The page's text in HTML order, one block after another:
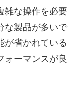
雑な操作を必要
な製品が多いで
が省かれている
ォーマンスが良